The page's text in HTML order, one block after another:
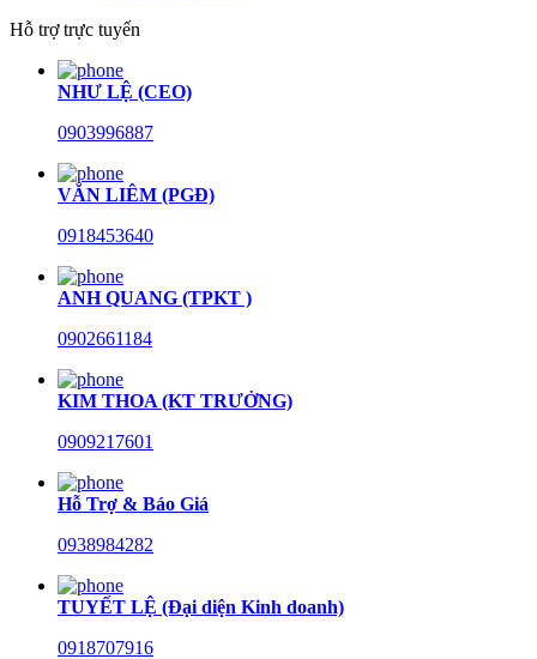
Hỗ trợ trực tuyến
NHƯ LỆ (CEO)
0903996887
VĂN LIÊM (PGĐ)
0918453640
ANH QUANG (TPKT )
0902661184
KIM THOA (KT TRƯỞNG)
0909217601
Hỗ Trợ & Báo Giá
0938984282
TUYẾT LỆ (Đại diện Kinh doanh)
0918707916